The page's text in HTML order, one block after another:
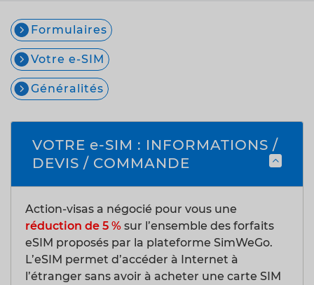
Formulaires
Votre e-SIM
Généralités
VOTRE e-SIM : INFORMATIONS /
DEVIS / COMMANDE
Action-visas a négocié pour vous une
réduction de 5 % sur l’ensemble des forfaits
eSIM proposés par la plateforme SimWeGo.
L’eSIM permet d’accéder à Internet à
l’étranger sans avoir à acheter une carte SIM